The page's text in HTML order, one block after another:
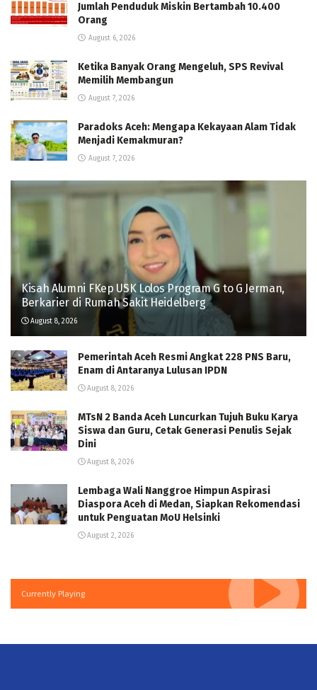
Jumlah Penduduk Miskin Bertambah 10.400
Orang
August 6, 2026
Ketika Banyak Orang Mengeluh, SPS Revival
Memilih Membangun
August 7, 2026
Paradoks Aceh: Mengapa Kekayaan Alam Tidak
Menjadi Kemakmuran?
August 7, 2026
Kisah Alumni FKep USK Lolos Program G to G Jerman,
Berkarier di Rumah Sakit Heidelberg
August 8, 2026
Pemerintah Aceh Resmi Angkat 228 PNS Baru,
Enam di Antaranya Lulusan IPDN
August 8, 2026
MTsN 2 Banda Aceh Luncurkan Tujuh Buku Karya
Siswa dan Guru, Cetak Generasi Penulis Sejak
Dini
August 8, 2026
Lembaga Wali Nanggroe Himpun Aspirasi
Diaspora Aceh di Medan, Siapkan Rekomendasi
untuk Penguatan MoU Helsinki
August 2, 2026
Currently Playing